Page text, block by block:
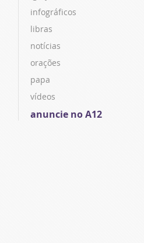
infográficos
libras
notícias
orações
papa
vídeos
anuncie no A12